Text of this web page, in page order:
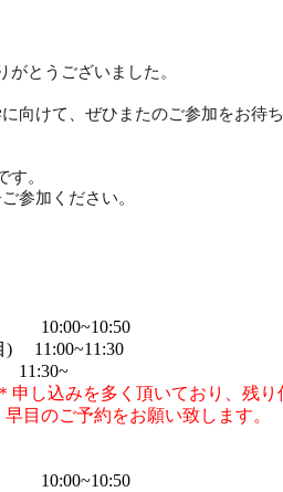
とうございました。
向けて、ぜひまたのご参加をお待
。
参加ください。
10:00~10:50
) 11:00~11:30
11:30~
＊申し込みを多く頂いており、残り
致します。
10:00~10:50